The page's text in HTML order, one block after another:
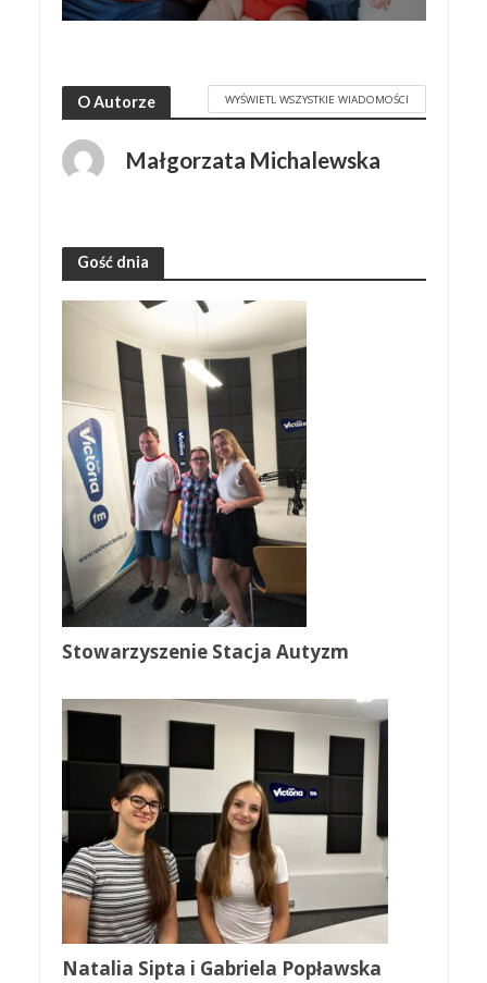
O Autorze WYŚWIETL WSZYSTKIE WIADOMOŚCI
Małgorzata Michalewska
Gość dnia
Stowarzyszenie Stacja Autyzm
Natalia Sipta i Gabriela Popławska